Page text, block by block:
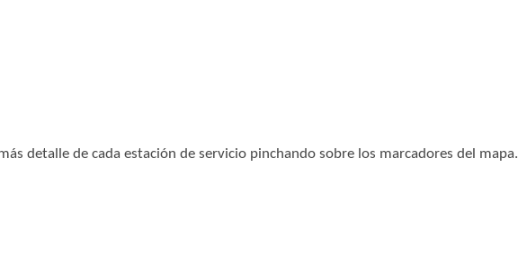
detalle de cada estación de servicio pinchando sobre los marcadores del mapa.